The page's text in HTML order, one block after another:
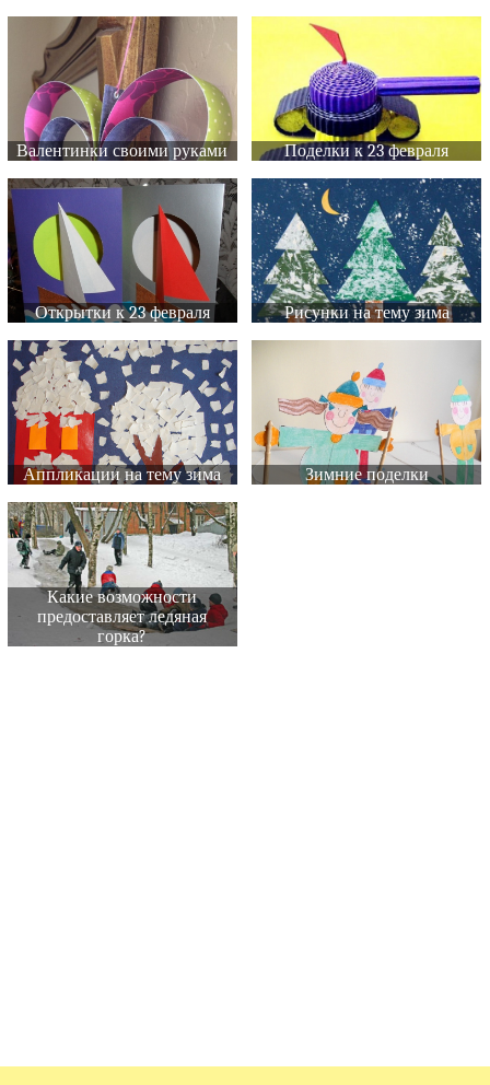
Валентинки своими руками Поделки к 23 февраля
Открытки к 23 февраля Рисунки на тему зима
Аппликации на тему зима Зимние поделки
Какие возможности
предоставляет ледяная
горка?